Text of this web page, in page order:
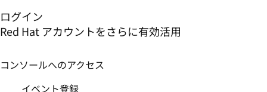
ログイン
Red Hat アカウントをさらに有効活用
コンソールへのアクセス
イベント登録